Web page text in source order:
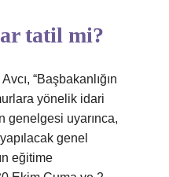
tatil mi?
“Başbakanlığın
yönelik idari
genelgesi uyarınca,
genel
eğitime